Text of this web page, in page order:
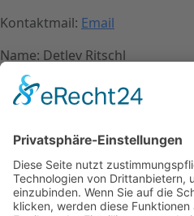
Kontaktmail: Email
Name: Detlev Ritschl
Kontakt
Impressum
Mitgliederbereich
Facebook
Instagram
Umsetzung: